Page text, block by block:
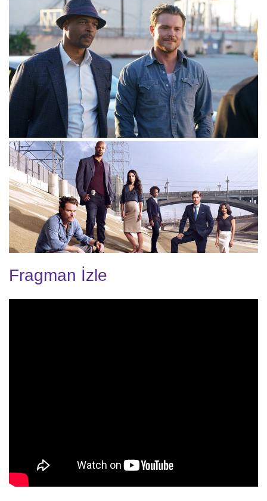
Fragman İzle